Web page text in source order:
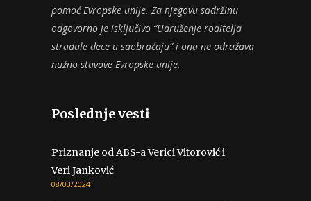
pomoć Evropske unije. Za njegovu sadržinu
odgovorno je isključivo “Udruženje roditelja
stradale dece u saobraćaju” i ona ne odražava
nužno stavove Evropske unije.
Poslednje vesti
Priznanje od ABS-a Verici Vitorović i
Veri Janković
08/03/2024